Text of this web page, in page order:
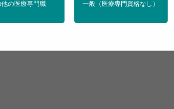
他の医療専門職 一般（医療専門資格なし）